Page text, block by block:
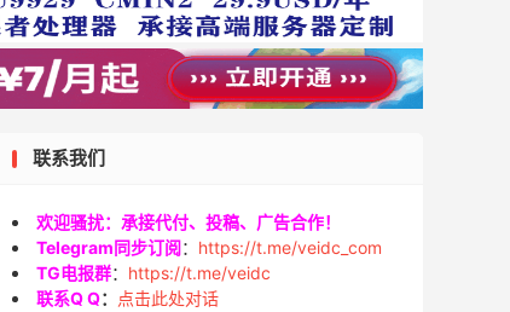
联系我们
欢迎骚扰：承接代付、投稿、广告合作！
Telegram同步订阅： https://t.me/veidc_com
TG电报群： https://t.me/veidc
联系Q Q：
点击此处对话